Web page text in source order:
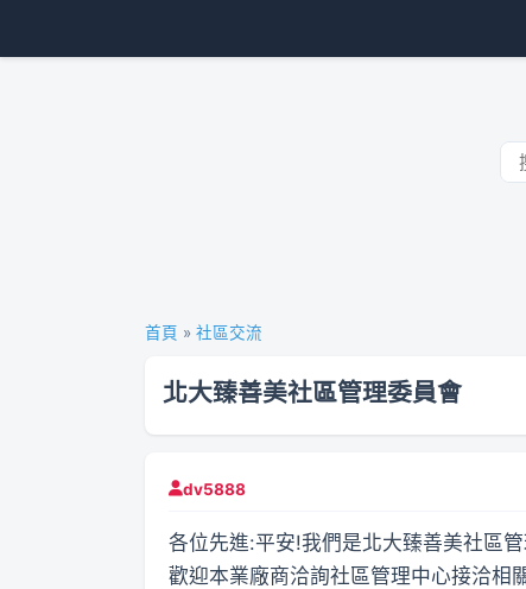
首頁 » 社區交流
北大臻善美社區管理委員會
dv5888
各位先進:平安!我們是北大臻善美社區
歡迎本業廠商洽詢社區管理中心接洽相